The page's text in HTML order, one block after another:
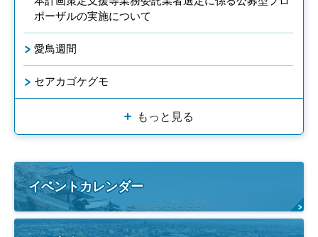
ポーザルの実施について
愛鳥週間
セアカゴケグモ
もっと見る
イベントカレンダー